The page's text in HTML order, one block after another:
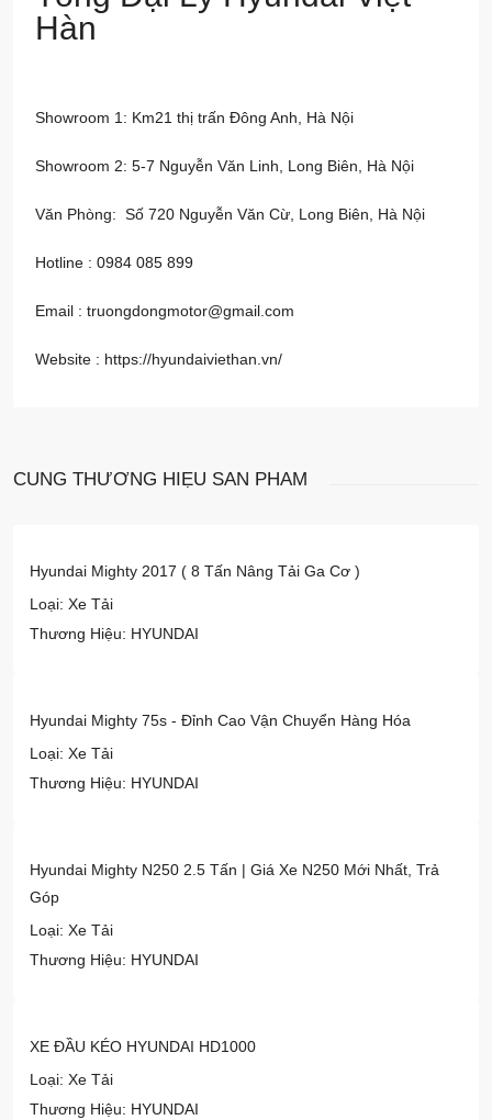
Hàn
Showroom 1: Km21 thị trấn Đông Anh, Hà Nội
Showroom 2: 5-7 Nguyễn Văn Linh, Long Biên, Hà Nội
Văn Phòng: Số 720 Nguyễn Văn Cừ, Long Biên, Hà Nội
Hotline : 0984 085 899
Email : truongdongmotor@gmail.com
Website : https://hyundaiviethan.vn/
CÙNG THƯƠNG HIỆU SẢN PHẨM
Hyundai Mighty 2017 ( 8 Tấn Nâng Tải Ga Cơ )
Loại: Xe Tải
Thương Hiệu: HYUNDAI
Hyundai Mighty 75s - Đỉnh Cao Vận Chuyển Hàng Hóa
Loại: Xe Tải
Thương Hiệu: HYUNDAI
Hyundai Mighty N250 2.5 Tấn | Giá Xe N250 Mới Nhất, Trả
Góp
Loại: Xe Tải
Thương Hiệu: HYUNDAI
XE ĐẦU KÉO HYUNDAI HD1000
Loại: Xe Tải
Thương Hiệu: HYUNDAI